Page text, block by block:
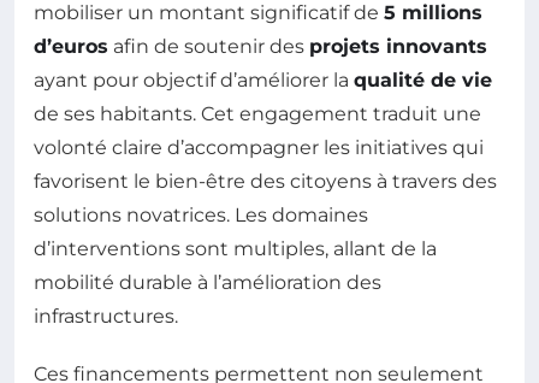
mobiliser un montant significatif de 5 millions
d’euros afin de soutenir des projets innovants
ayant pour objectif d’améliorer la qualité de vie
de ses habitants. Cet engagement traduit une
volonté claire d’accompagner les initiatives qui
favorisent le bien-être des citoyens à travers des
solutions novatrices. Les domaines
d’interventions sont multiples, allant de la
mobilité durable à l’amélioration des
infrastructures.
Ces financements permettent non seulement